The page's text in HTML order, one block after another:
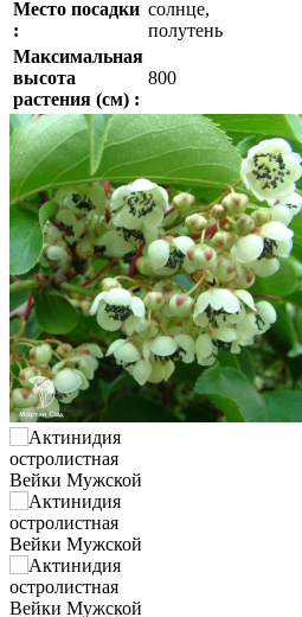
Место посадки
:
солнце,
полутень
Максимальная
высота
растения (см) :
800